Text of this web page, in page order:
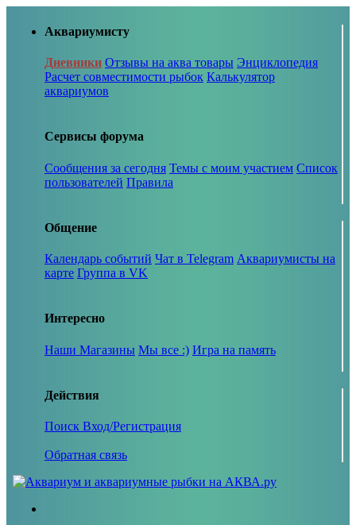
Аквариумисту
Дневники Отзывы на аква товары Энциклопедия
Расчет совместимости рыбок Калькулятор
аквариумов
Сервисы форума
Сообщения за сегодня Темы с моим участием Список
пользователей Правила
Общение
Календарь событий Чат в Telegram Аквариумисты на
карте Группа в VK
Интересно
Наши Магазины Мы все :) Игра на память
Действия
Поиск Вход/Регистрация
Обратная связь